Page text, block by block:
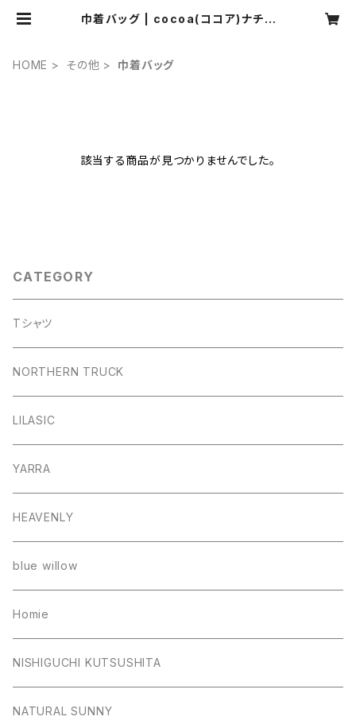
巾着バッグ | cocoa(ココア)ナチュ
HOME
その他 巾着バッグ
該当する商品が見つかりませんでした。
CATEGORY
Tシャツ
NORTHERN TRUCK
LILASIC
YARRA
HEAVENLY
blue willow
Homie
NISHIGUCHI KUTSUSHITA
NATURAL SUNNY